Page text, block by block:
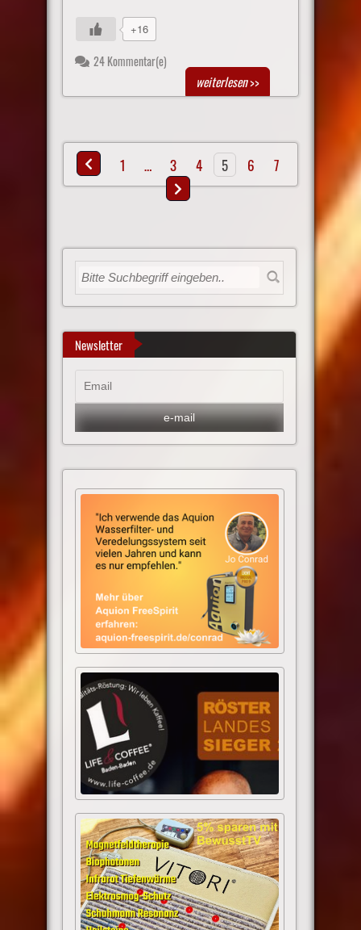
+16
24 Kommentar(e)
weiterlesen>>
1 … 3 4 5 6 7
Newsletter